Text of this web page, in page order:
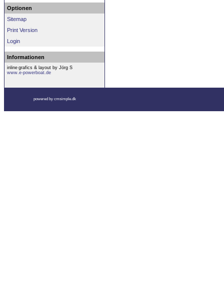
Optionen
Sitemap
Print Version
Login
Informationen
inline grafics & layout by Jörg S
www.e-powerboat.de
powered by cmsimple.dk